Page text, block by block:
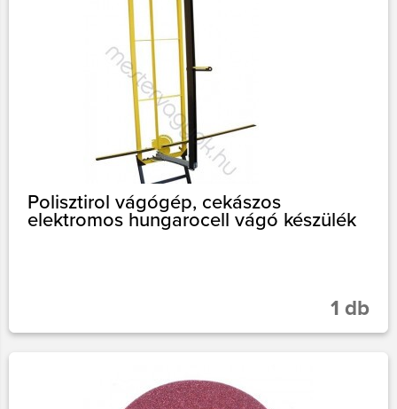
Polisztirol vágógép, cekászos
elektromos hungarocell vágó készülék
1 db